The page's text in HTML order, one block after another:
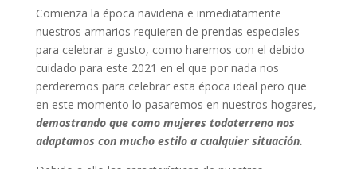
Comienza la época navideña e inmediatamente
nuestros armarios requieren de prendas especiales
para celebrar a gusto, como haremos con el debido
cuidado para este 2021 en el que por nada nos
perderemos para celebrar esta época ideal pero que
en este momento lo pasaremos en nuestros hogares,
demostrando que como mujeres todoterreno nos
adaptamos con mucho estilo a cualquier situación.